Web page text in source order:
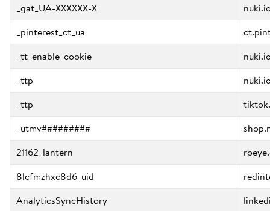
_gat_UA-XXXXXX-X
_pinterest_ct_ua
_tt_enable_cookie
_ttp
_ttp
_utmv#########
21162_lantern
8lcfmzhxc8d6_uid
AnalyticsSyncHistory